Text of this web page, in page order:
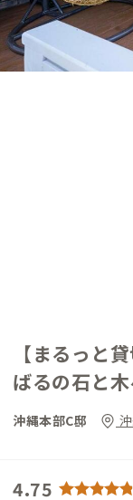
【まるっと
ばるの石と
沖縄本部C邸
4.75